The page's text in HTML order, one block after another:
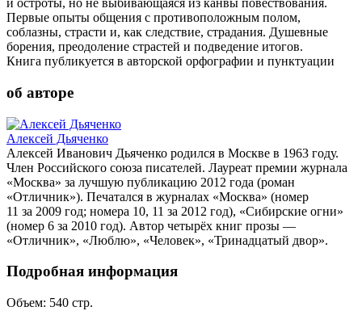
и остроты, но не выбивающаяся из канвы повествования.
Первые опыты общения с противоположным полом,
соблазны, страсти и, как следствие, страдания. Душевные
борения, преодоление страстей и подведение итогов.
Книга публикуется в авторской орфографии и пунктуации
об авторе
Алексей Дьяченко
Алексей Иванович Дьяченко родился в Москве в 1963 году.
Член Российского союза писателей. Лауреат премии журнала
«Москва» за лучшую публикацию 2012 года (роман
«Отличник»). Печатался в журналах «Москва» (номер
11 за 2009 год; номера 10, 11 за 2012 год), «Сибирские огни»
(номер 6 за 2010 год). Автор четырёх книг прозы —
«Отличник», «Люблю», «Человек», «Тринадцатый двор».
Подробная информация
Объем: 540 стр.